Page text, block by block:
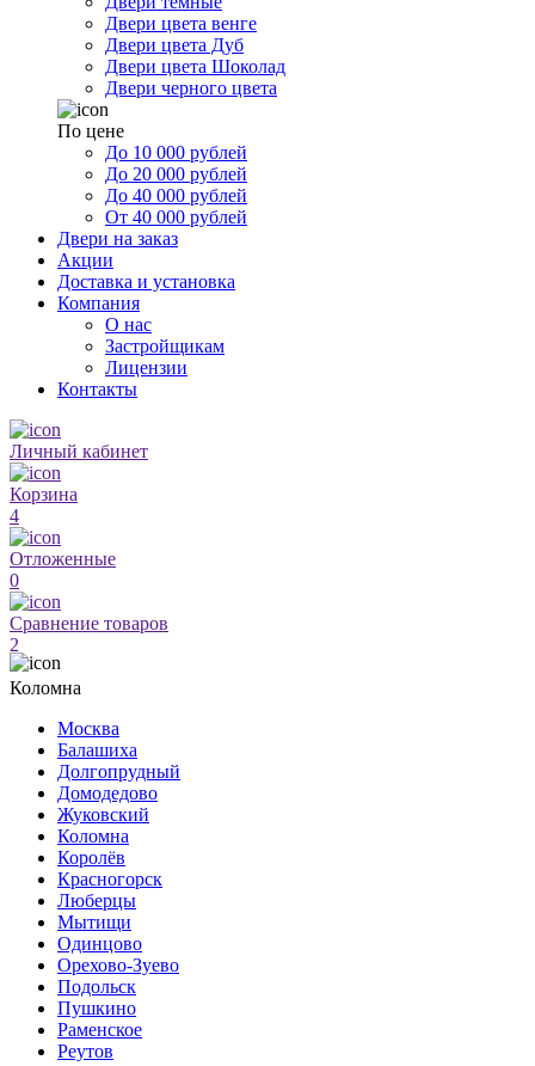
Двери цвета венге
Двери цвета Дуб
Двери цвета Шоколад
Двери черного цвета
По цене
До 10 000 рублей
До 20 000 рублей
До 40 000 рублей
От 40 000 рублей
Двери на заказ
Акции
Доставка и установка
Компания
О нас
Застройщикам
Лицензии
Контакты
Личный кабинет
Корзина
4
Отложенные
0
Сравнение товаров
2
Коломна
Москва
Балашиха
Долгопрудный
Домодедово
Жуковский
Коломна
Королёв
Красногорск
Люберцы
Мытищи
Одинцово
Орехово-Зуево
Подольск
Пушкино
Раменское
Реутов